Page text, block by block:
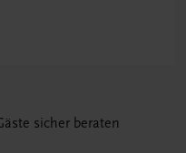
sicher beraten